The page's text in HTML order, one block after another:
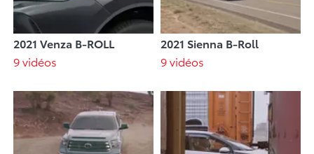
2021 Venza B-ROLL
9 vidéos
2021 Sienna B-Roll
9 vidéos